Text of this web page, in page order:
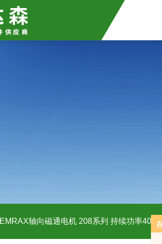
EMRAX轴向磁通电机 208系列 持续功率40kw